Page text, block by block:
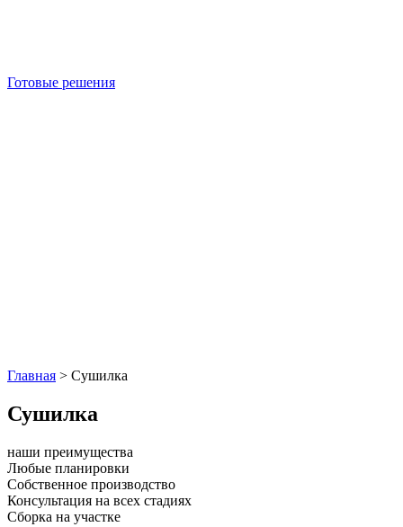
Готовые решения
Главная > Сушилка
Сушилка
наши преимущества
Любые планировки
Собственное производство
Консультация на всех стадиях
Сборка на участке